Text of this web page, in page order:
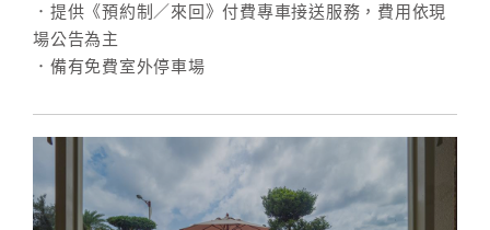
．提供《預約制／來回》付費專車接送服務，費用依現
場公告為主
．備有免費室外停車場